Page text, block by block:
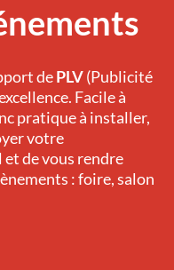
dePLV(Publicité
Facile à
pratique à installer,
votre
de vous rendre
: foire, salon